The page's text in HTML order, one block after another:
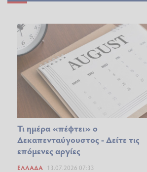
Τι ημέρα «πέφτει» ο
Δεκαπενταύγουστος - Δείτε τις
επόμενες αργίες
ΕΛΛΆΔΑ 13.07.2026 07:33